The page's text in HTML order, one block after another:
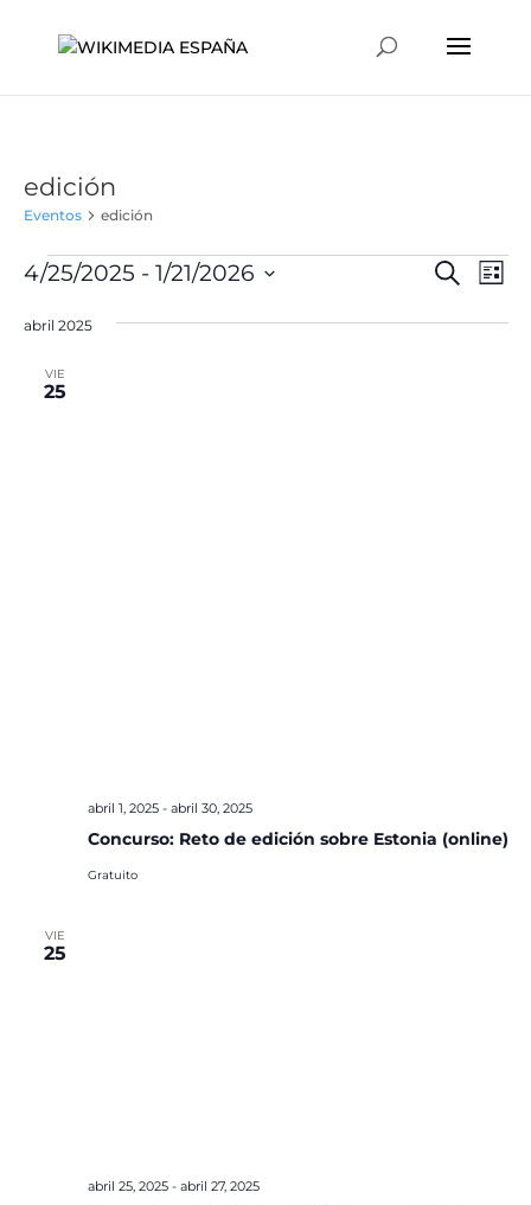
edición
Eventos edición
Eventos Buscar
de
Lista
4/25/2025 - 1/21/2026
la
abril 2025
VIE
25
Concurso: Reto de edición sobre Estonia (online)
abril 1, 2025- abril 30, 2025
Gratuito
VIE
25
abril 25, 2025- abril 27, 2025